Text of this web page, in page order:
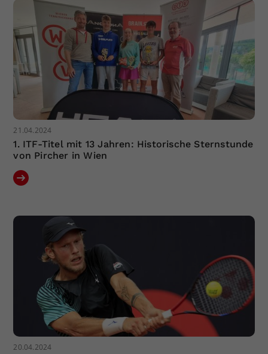
21.04.2024
1. ITF-Titel mit 13 Jahren: Historische Sternstunde
von Pircher in Wien
20.04.2024